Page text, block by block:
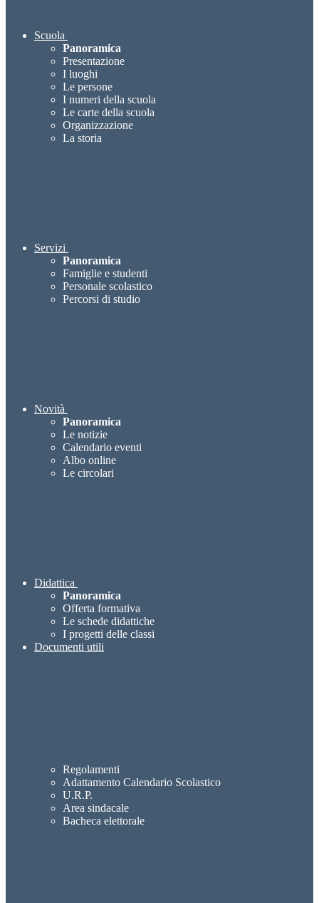
Scuola
Panoramica
Presentazione
I luoghi
Le persone
I numeri della scuola
Le carte della scuola
Organizzazione
La storia
Servizi
Panoramica
Famiglie e studenti
Personale scolastico
Percorsi di studio
Novità
Panoramica
Le notizie
Calendario eventi
Albo online
Le circolari
Didattica
Panoramica
Offerta formativa
Le schede didattiche
I progetti delle classi
Documenti utili
Regolamenti
Adattamento Calendario Scolastico
U.R.P.
Area sindacale
Bacheca elettorale